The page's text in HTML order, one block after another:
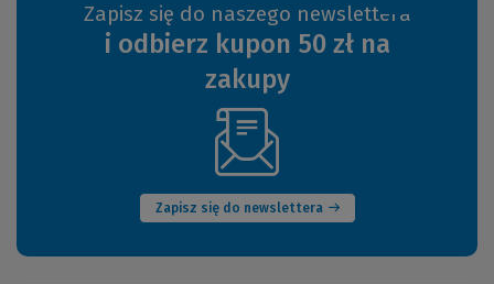
Zapisz się do naszego newslettera
i odbierz kupon 50 zł na
zakupy
Zapisz się do newslettera
(Nowe
okno)